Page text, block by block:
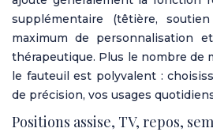
supplémentaire (têtière,
maximum de personnalisation
thérapeutique. Plus le nombre de
le fauteuil est polyvalent :
de précision, vos usages
Positions assise, TV, repos,